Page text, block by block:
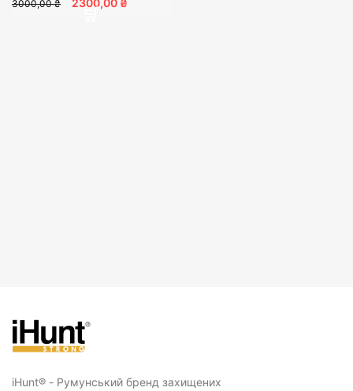
3000,00 ₴ 2300,00 ₴
iHunt® - Румунський бренд захищених